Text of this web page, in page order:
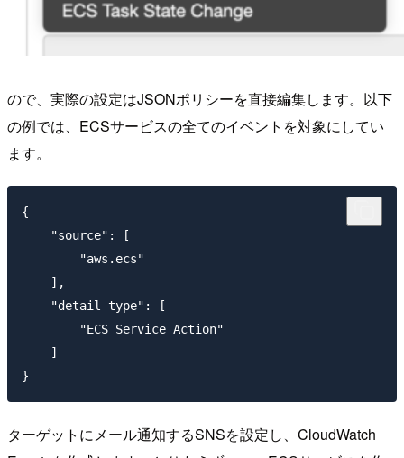
ので、実際の設定はJSONポリシーを直接編集します。以下
の例では、ECSサービスの全てのイベントを対象にしてい
ます。
{
    "source": [
        "aws.ecs"
    ],
    "detail-type": [
        "ECS Service Action"
    ]
ターゲットにメール通知するSNSを設定し、CloudWatch